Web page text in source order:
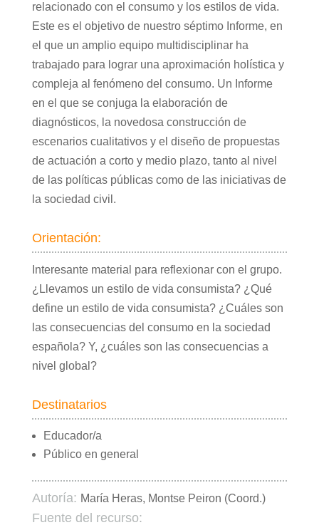
relacionado con el consumo y los estilos de vida.
Este es el objetivo de nuestro séptimo Informe, en
el que un amplio equipo multidisciplinar ha
trabajado para lograr una aproximación holística y
compleja al fenómeno del consumo. Un Informe
en el que se conjuga la elaboración de
diagnósticos, la novedosa construcción de
escenarios cualitativos y el diseño de propuestas
de actuación a corto y medio plazo, tanto al nivel
de las políticas públicas como de las iniciativas de
la sociedad civil.
Orientación:
Interesante material para reflexionar con el grupo.
¿Llevamos un estilo de vida consumista? ¿Qué
define un estilo de vida consumista? ¿Cuáles son
las consecuencias del consumo en la sociedad
española? Y, ¿cuáles son las consecuencias a
nivel global?
Destinatarios
Educador/a
Público en general
Autoría: María Heras, Montse Peiron (Coord.)
Fuente del recurso: